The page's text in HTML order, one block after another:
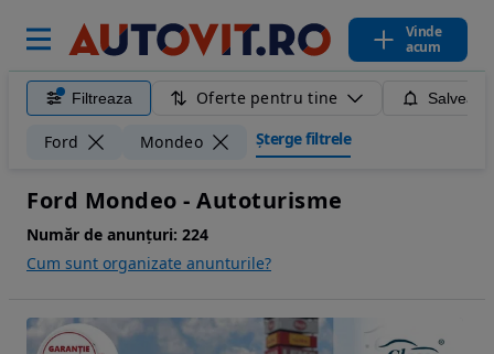
Vinde
acum
Filtreaza Oferte pentru tine
Ford Mondeo Șterge filtrele
Ford Mondeo - Autoturisme
Număr de anunțuri: 224
Cum sunt organizate anunturile?